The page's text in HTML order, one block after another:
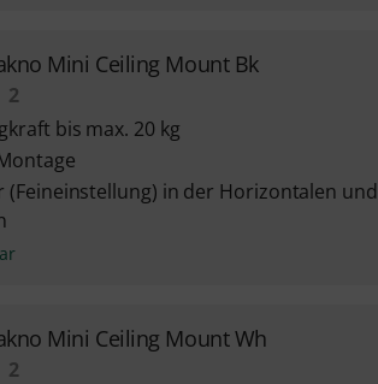
Mini Ceiling Mount Bk
2
bis max. 20 kg
(Feineinstellung) in der Horizontalen und
Mini Ceiling Mount Wh
2